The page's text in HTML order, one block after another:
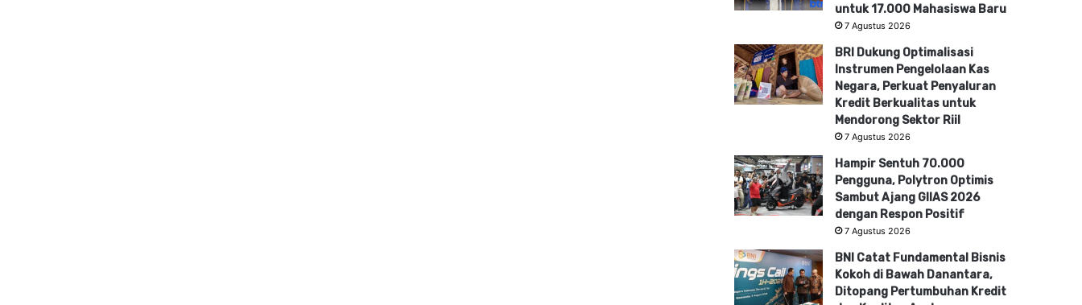
untuk 17.000 Mahasiswa Baru
7 Agustus 2026
BRI Dukung Optimalisasi
Instrumen Pengelolaan Kas
Negara, Perkuat Penyaluran
Kredit Berkualitas untuk
Mendorong Sektor Riil
7 Agustus 2026
Hampir Sentuh 70.000
Pengguna, Polytron Optimis
Sambut Ajang GIIAS 2026
dengan Respon Positif
7 Agustus 2026
BNI Catat Fundamental Bisnis
Kokoh di Bawah Danantara,
Ditopang Pertumbuhan Kredit